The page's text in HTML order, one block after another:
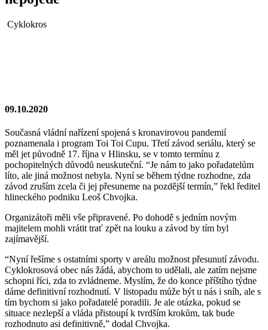
Cyklokros
09.10.2020
Současná vládní nařízení spojená s kronavirovou pandemií
poznamenala i program Toi Toi Cupu. Třetí závod seriálu, který se
měl jet původně 17. října v Hlinsku, se v tomto termínu z
pochopitelných důvodů neuskuteční. “Je nám to jako pořadatelům
líto, ale jiná možnost nebyla. Nyní se během týdne rozhodne, zda
závod zruším zcela či jej přesuneme na pozdější termín,” řekl ředitel
hlineckého podniku Leoš Chvojka.
Organizátoři měli vše připravené. Po dohodě s jedním novým
majitelem mohli vrátit trať zpět na louku a závod by tím byl
zajímavější.
“Nyní řešíme s ostatními sporty v areálu možnost přesunutí závodu.
Cyklokrosová obec nás žádá, abychom to udělali, ale zatím nejsme
schopni říci, zda to zvládneme. Myslím, že do konce příštího týdne
dáme definitivní rozhodnutí. V listopadu může být u nás i sníh, ale s
tím bychom si jako pořadatelé poradili. Je ale otázka, pokud se
situace nezlepší a vláda přistoupí k tvrdším krokům, tak bude
rozhodnuto asi definitivně,” dodal Chvojka.